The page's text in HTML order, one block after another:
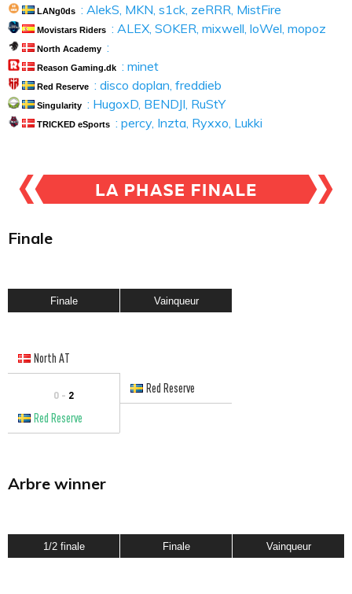
LANg0ds : AlekS, MKN, s1ck, zeRRR, MistFire
Movistars Riders : ALEX, SOKER, mixwell, loWel, mopoz
North Academy :
Reason Gaming.dk : minet
Red Reserve : disco doplan, freddieb
Singularity : HugoxD, BENDJI, RuStY
TRICKED eSports : percy, Inzta, Ryxxo, Lukki
Finale
Finale Vainqueur
North AT
0 - 2
Red Reserve
Red Reserve
Arbre winner
1/2 finale Finale Vainqueur